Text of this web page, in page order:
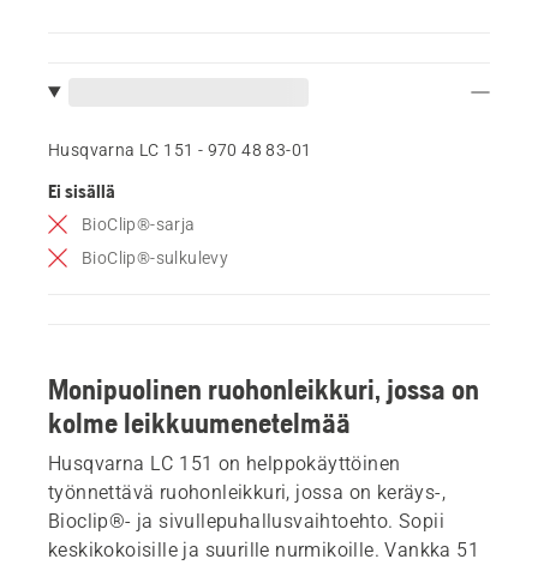
Husqvarna LC 151 - 970 48 83‑01
Ei sisällä
BioClip®-sarja
BioClip®-sulkulevy
Monipuolinen ruohonleikkuri, jossa on
kolme leikkuumenetelmää
Husqvarna LC 151 on helppokäyttöinen
työnnettävä ruohonleikkuri, jossa on keräys-,
Bioclip®- ja sivullepuhallusvaihtoehto. Sopii
keskikokoisille ja suurille nurmikoille. Vankka 51